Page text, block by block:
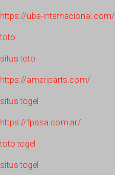
https://uba-internacional.com/
toto
situs toto
https://ameriparts.com/
situs togel
https://fpssa.com.ar/
toto togel
situs togel